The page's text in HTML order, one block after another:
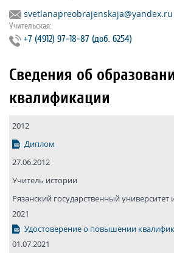
svetlanapreobrajenskaja@yandex.ru
Учительская:
+7 (4912) 97‐18‐87 (доб. 6254)
Сведения об
квалификации
2012
Диплом
27.06.2012
Учитель истории
Рязанский государствен­ный университет
2021
Удостоверение о повышении
01.07.2021